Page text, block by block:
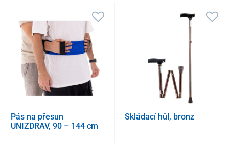
Pás na přesun
UNIZDRAV, 90 – 144 cm
Skládací hůl, bronz